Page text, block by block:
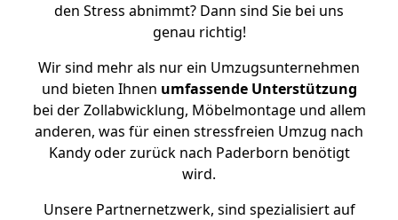
den Stress abnimmt? Dann sind Sie bei uns
genau richtig!
Wir sind mehr als nur ein Umzugsunternehmen
und bieten Ihnen umfassende Unterstützung
bei der Zollabwicklung, Möbelmontage und allem
anderen, was für einen stressfreien Umzug nach
Kandy oder zurück nach Paderborn benötigt
wird.
Unsere Partnernetzwerk, sind spezialisiert auf